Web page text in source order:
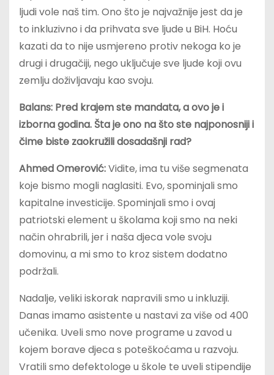
ljudi vole naš tim. Ono što je najvažnije jest da je
to inkluzivno i da prihvata sve ljude u BiH. Hoću
kazati da to nije usmjereno protiv nekoga ko je
drugi i drugačiji, nego uključuje sve ljude koji ovu
zemlju doživljavaju kao svoju.
Balans: Pred krajem ste mandata, a ovo je i
izborna godina. Šta je ono na što ste najponosniji i
čime biste zaokružili dosadašnji rad?
Ahmed Omerović:Vidite, ima tu više segmenata
koje bismo mogli naglasiti. Evo, spominjali smo
kapitalne investicije. Spominjali smo i ovaj
patriotski element u školama koji smo na neki
način ohrabrili, jer i naša djeca vole svoju
domovinu, a mi smo to kroz sistem dodatno
podržali.
Nadalje, veliki iskorak napravili smo u inkluziji.
Danas imamo asistente u nastavi za više od 400
učenika. Uveli smo nove programe u zavod u
kojem borave djeca s poteškoćama u razvoju.
Vratili smo defektologe u škole te uveli stipendije